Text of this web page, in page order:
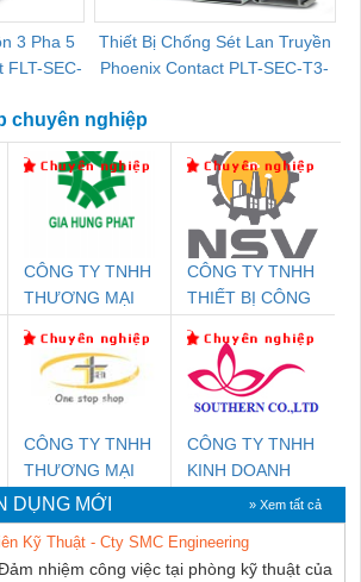
3 Pha 5
FLT-SEC-
Thiết Bị Chống Sét Lan Truyền
Phoenix Contact PLT-SEC-T3-
chuyên nghiệp
CÔNG TY TNHH
THƯƠNG MẠI
THUẬT ĐIỆN CƠ
GIA HƯNG
PHÁT
CÔNG TY TNHH
THIẾT BỊ CÔNG
SETSUBI VIỆT
NAM
CÔNG TY TNHH
THƯƠNG MẠI
THIÊN ÂN VIỆT
NAM
CÔNG TY TNHH
KINH DOANH
DỊCH VỤ XNK
PHƯƠNG NAM
MỚI » Xem tất cả
Kỹ Thuật - Cty SMC Engineering
nhiệm công việc tại phòng kỹ thuật của